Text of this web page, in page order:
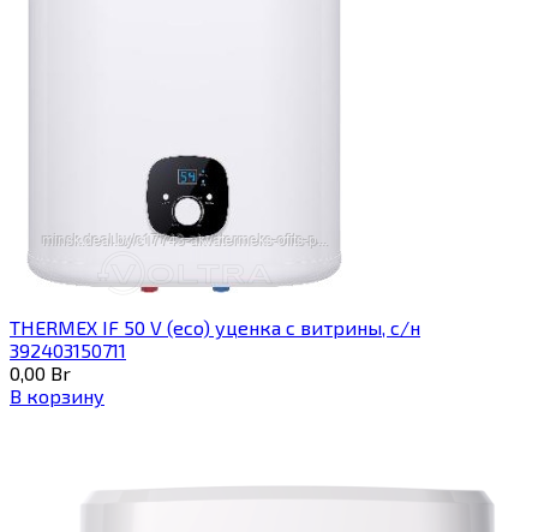
THERMEX IF 50 V (eco) уценка c витрины, с/н
392403150711
0,00 Br
В корзину